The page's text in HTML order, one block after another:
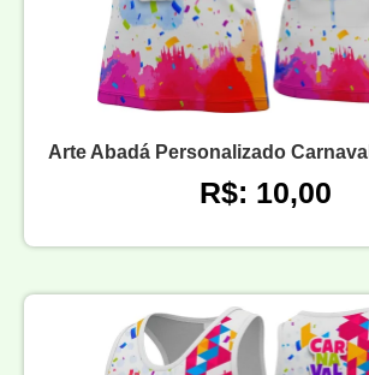
Arte Abadá Personalizado
R$: 10,00